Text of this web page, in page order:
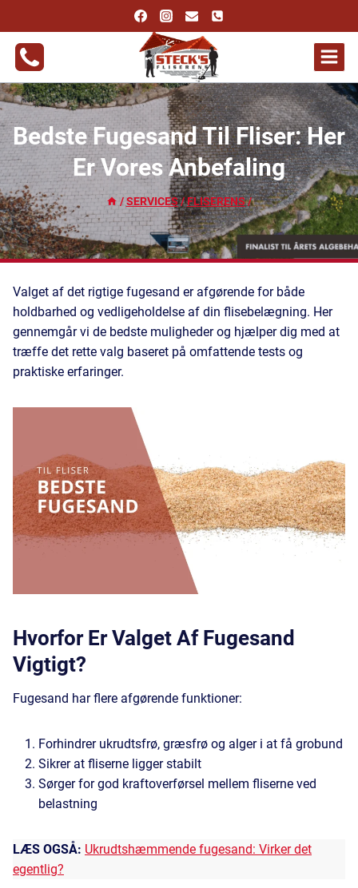
til
indhold
Bedste Fugesand Til Fliser: Her
Er Vores Anbefaling
/ SERVICES/FLISERENS/
Valget af det rigtige fugesand er afgørende for både
holdbarhed og vedligeholdelse af din flisebelægning. Her
gennemgår vi de bedste muligheder og hjælper dig med at
træffe det rette valg baseret på omfattende tests og
praktiske erfaringer.
Hvorfor Er Valget Af Fugesand
Vigtigt?
Fugesand har flere afgørende funktioner:
Forhindrer ukrudtsfrø, græsfrø og alger i at få grobund
Sikrer at fliserne ligger stabilt
Sørger for god kraftoverførsel mellem fliserne ved
belastning
LÆS OGSÅ: Ukrudtshæmmende fugesand: Virker det
egentlig?